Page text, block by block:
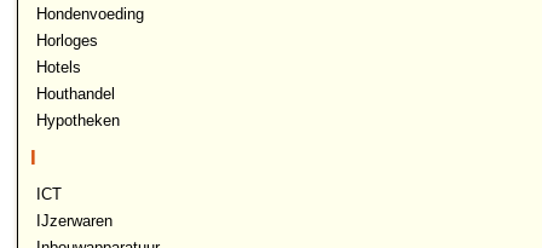
Hondenvoeding
Horloges
Hotels
Houthandel
Hypotheken
I
ICT
IJzerwaren